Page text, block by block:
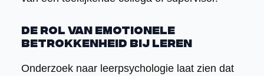
De rol van emotionele
betrokkenheid bij leren
Onderzoek naar leerpsychologie laat zien dat